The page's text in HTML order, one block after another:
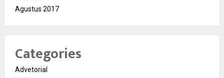
Agustus 2017
Categories
Advetorial